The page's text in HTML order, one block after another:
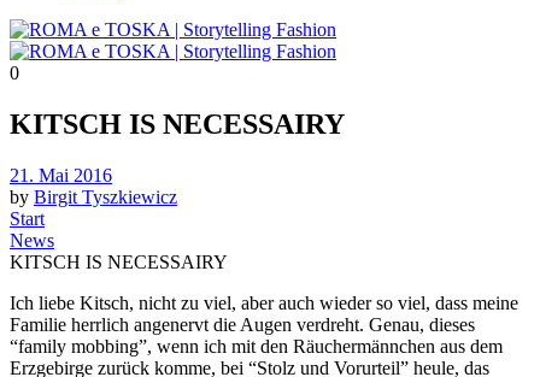
0
KITSCH IS NECESSAIRY
Posted
on
21. Mai 2016
by Birgit Tyszkiewicz
Start
News
KITSCH IS NECESSAIRY
Ich liebe Kitsch, nicht zu viel, aber auch wieder so viel, dass meine
Familie herrlich angenervt die Augen verdreht. Genau, dieses
“family mobbing”, wenn ich mit den Räuchermännchen aus dem
Erzgebirge zurück komme, bei “Stolz und Vorurteil” heule, das